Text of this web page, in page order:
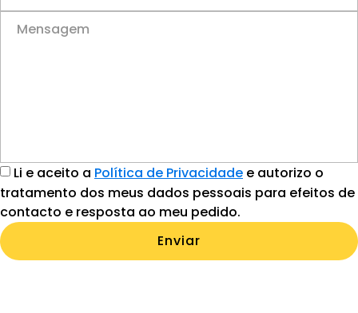
Li e aceito a Política de Privacidade e autorizo o
tratamento dos meus dados pessoais para efeitos de
contacto e resposta ao meu pedido.
Enviar